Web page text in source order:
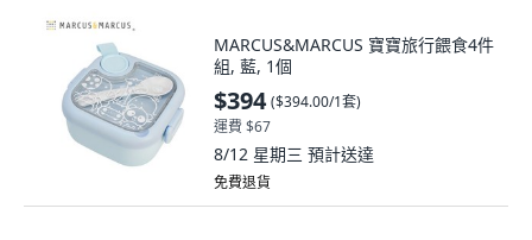
MARCUS&MARCUS 寶寶旅行餵食4件
組, 藍, 1個
$394 ($394.00/1套)
運費 $67
8/12 星期三 預計送達
免費退貨